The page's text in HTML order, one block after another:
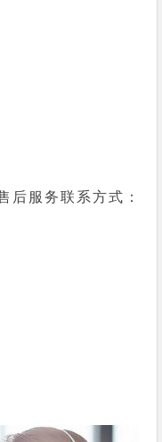
后服务联系方式：